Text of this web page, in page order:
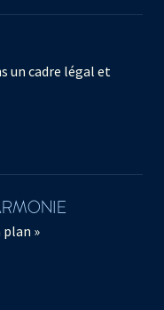
un cadre légal et
plan »